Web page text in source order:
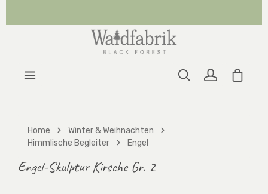
Home
Winter & Weihnachten
Himmlische Begleiter
Engel
Engel-Skulptur Kirsche Gr. 2